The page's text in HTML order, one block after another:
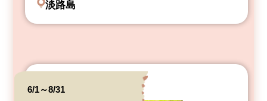
淡路島
6/1～8/31